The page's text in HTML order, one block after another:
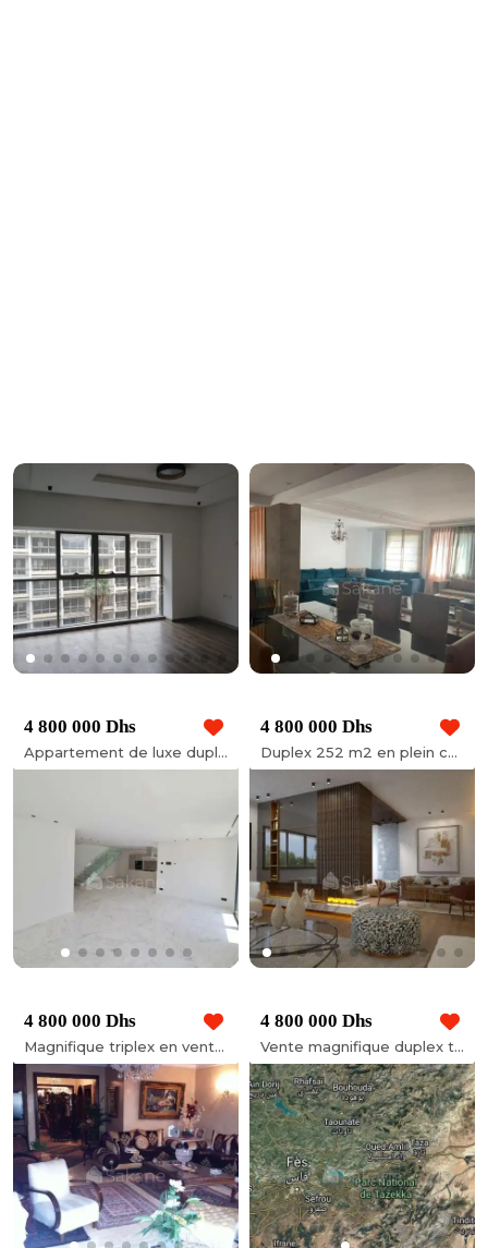
4 800 000 Dhs
Appartement de luxe duplex à iberia tanger
4 800 000 Dhs
Duplex 252 m2 en plein centre de Casa
4 800 000 Dhs
Magnifique triplex en vente à Malabata Hills
4 800 000 Dhs
Vente magnifique duplex très haut standing à Racine